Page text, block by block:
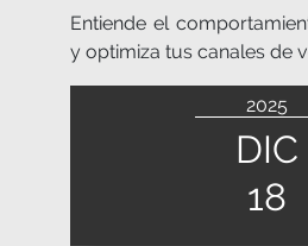
Entiende el
y optimiza tus canales de
2025
DIC
18